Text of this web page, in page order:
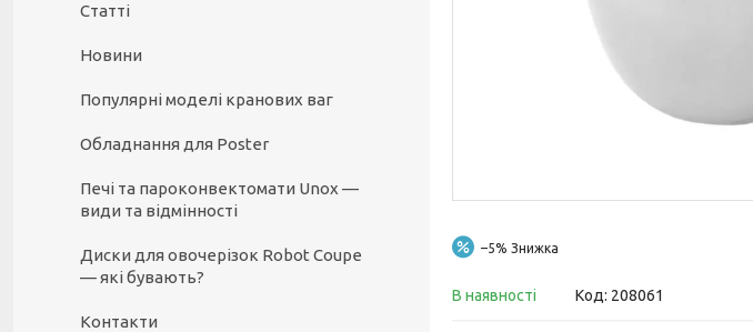
–5%
В наявності Код: 208061
Статті
Новини
Популярні моделі кранових ваг
Обладнання для Poster
Печі та пароконвектомати Unox —
види та відмінності
Диски для овочерізок Robot Coupe
— які бувають?
Контакти